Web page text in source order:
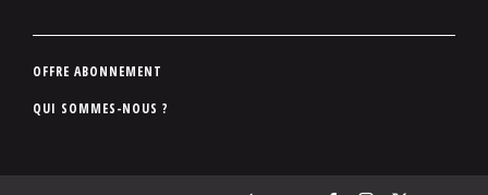
p
e
P
d
OFFRE ABONNEMENT
QUI SOMMES-NOUS ?